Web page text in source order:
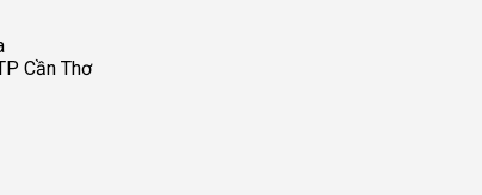
Cần Thơ